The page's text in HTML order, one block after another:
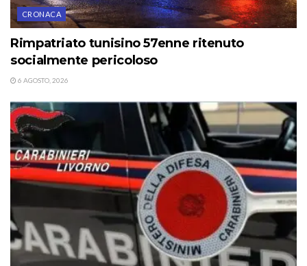
CRONACA
Rimpatriato tunisino 57enne ritenuto
socialmente pericoloso
6 AGOSTO, 2026